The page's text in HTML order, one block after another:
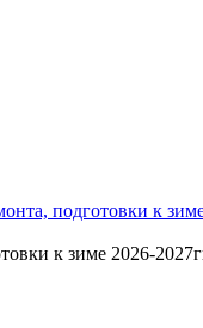
подготовки к
к зиме 2026-